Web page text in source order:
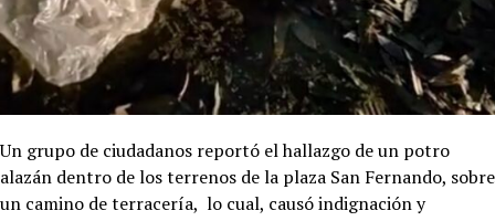
Un grupo de ciudadanos reportó el hallazgo de un potro
alazán dentro de los terrenos de la plaza San Fernando, sobre
un camino de terracería, lo cual, causó indignación y